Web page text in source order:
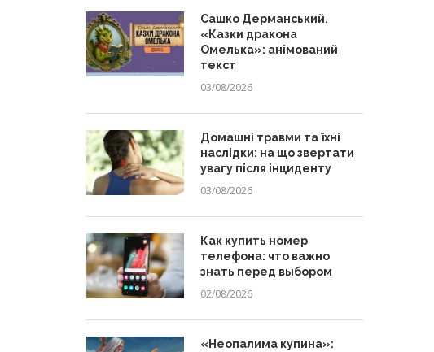
Сашко Дерманський.
«Казки дракона
Омелька»: анімований
текст
03/08/2026
Домашні травми та їхні
наслідки: на що звертати
увагу після інциденту
03/08/2026
Как купить номер
телефона: что важно
знать перед выбором
02/08/2026
«Неопалима купина»: